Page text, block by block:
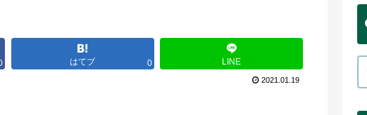
はてブ 0 LINE
2021.01.19